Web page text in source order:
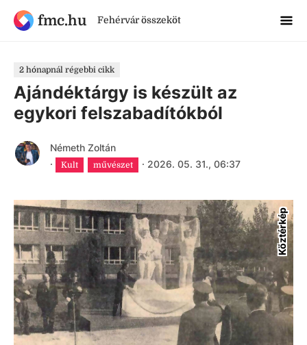
fmc.hu Fehérvár összeköt
2 hónapnál régebbi cikk
Ajándéktárgy is készült az
egykori felszabadítókból
Németh Zoltán
·
Kult művészet · 2026. 05. 31., 06:37
Köztérkép